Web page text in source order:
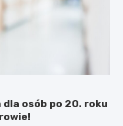
osób po 20. roku